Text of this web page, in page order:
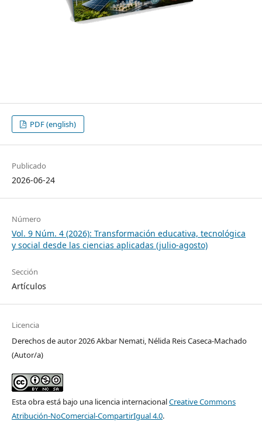
PDF (english)
Publicado
2026-06-24
Número
Vol. 9 Núm. 4 (2026): Transformación educativa, tecnológica
y social desde las ciencias aplicadas (julio-agosto)
Sección
Artículos
Licencia
Derechos de autor 2026 Akbar Nemati, Nélida Reis Caseca-Machado
(Autor/a)
Esta obra está bajo una licencia internacionalCreative Commons
Atribución-NoComercial-CompartirIgual 4.0.